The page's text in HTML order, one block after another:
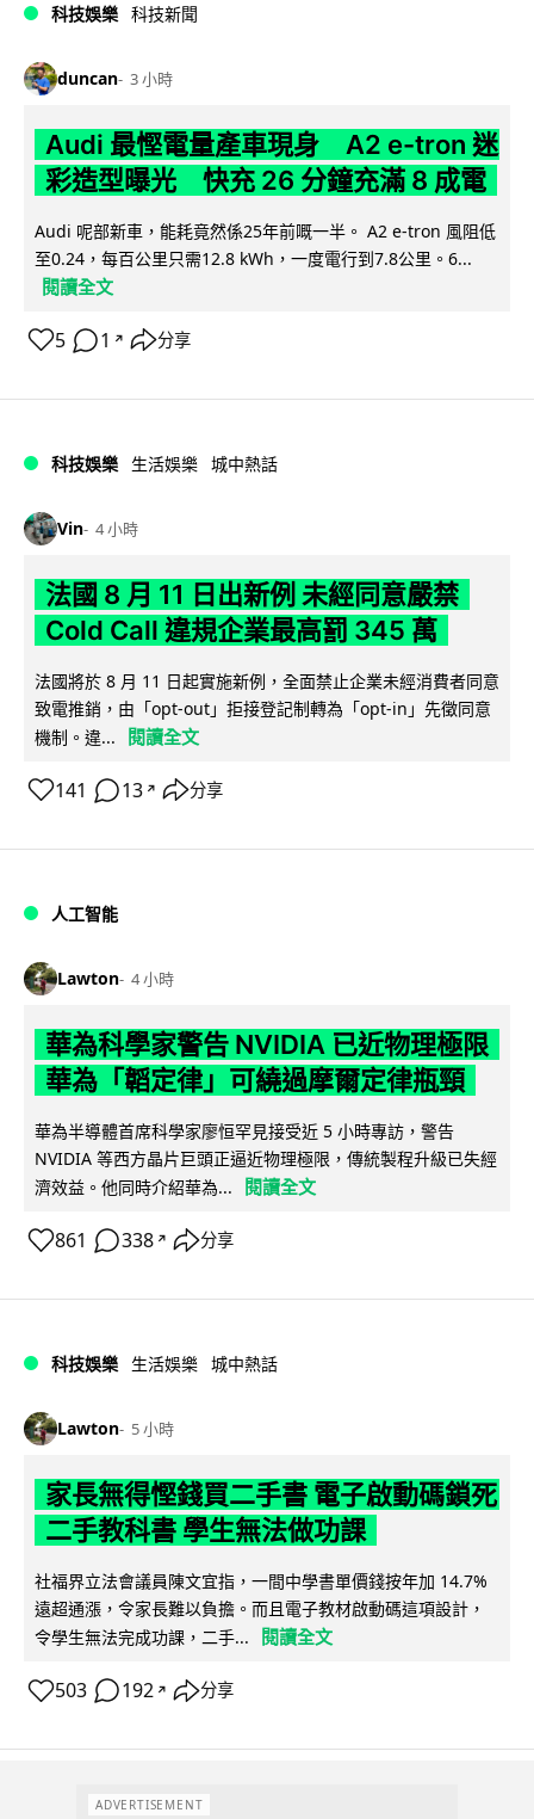
科技娛樂 科技新聞
duncan 3 小時
Audi 最慳電量產車現身 A2 e-tron 迷
彩造型曝光 快充 26 分鐘充滿 8 成電
Audi 呢部新車，能耗竟然係25年前嘅一半。 A2 e-tron 風阻低
至0.24，每百公里只需12.8 kWh，一度電行到7.8公里。6...
閱讀全文
5 1 ↗ 分享
科技娛樂 生活娛樂 城中熱話
Vin 4 小時
法國 8 月 11 日出新例 未經同意嚴禁
Cold Call 違規企業最高罰 345 萬
法國將於 8 月 11 日起實施新例，全面禁止企業未經消費者同意
致電推銷，由「opt-out」拒接登記制轉為「opt-in」先徵同意
機制。違...
閱讀全文
141 13 ↗ 分享
人工智能
Lawton 4 小時
華為科學家警告 NVIDIA 已近物理極限
華為「韜定律」可繞過摩爾定律瓶頸
華為半導體首席科學家廖恒罕見接受近 5 小時專訪，警告
NVIDIA 等西方晶片巨頭正逼近物理極限，傳統製程升級已失經
濟效益。他同時介紹華為...
閱讀全文
861 338 ↗ 分享
科技娛樂 生活娛樂 城中熱話
Lawton 5 小時
家長無得慳錢買二手書 電子啟動碼鎖死
二手教科書 學生無法做功課
社福界立法會議員陳文宜指，一間中學書單價錢按年加 14.7%
遠超通漲，令家長難以負擔。而且電子教材啟動碼這項設計，
令學生無法完成功課，二手...
閱讀全文
503 192 ↗ 分享
ADVERTISEMENT